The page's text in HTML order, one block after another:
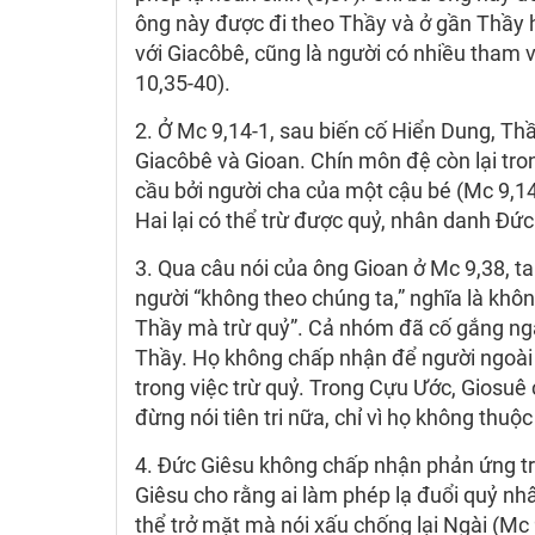
ông này được đi theo Thầy và ở gần
với Giacôbê, cũng là người có nhiều tham
10,35-40).
2. Ở Mc 9,14-1, sau biến cố Hiển Dung,
Giacôbê và Gioan. Chín môn đệ còn lại
cầu bởi người cha của một cậu bé (Mc
Hai lại có thể trừ được quỷ, nhân danh
3. Qua câu nói của ông Gioan ở Mc 9,38,
người “không theo chúng ta,” nghĩa là
Thầy mà trừ quỷ”. Cả nhóm đã cố gắng
Thầy. Họ không chấp nhận để người
trong việc trừ quỷ. Trong Cựu Ước,
đừng nói tiên tri nữa, chỉ vì họ không
4. Đức Giêsu không chấp nhận phản ứng
Giêsu cho rằng ai làm phép lạ đuổi quỷ
thể trở mặt mà nói xấu chống lại Ngài